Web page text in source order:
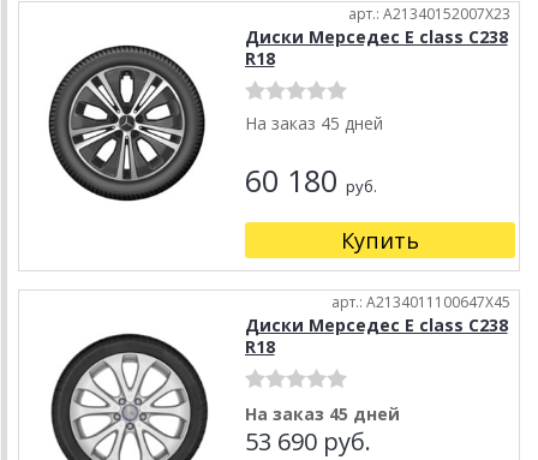
арт.: A21340152007X23
Диски Мерседес E class C238
R18
На заказ 45 дней
60 180 руб.
Купить
арт.: A2134011100647X45
Диски Мерседес E class C238
R18
На заказ 45 дней
53 690 руб.